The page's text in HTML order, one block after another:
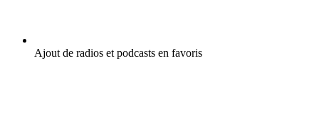
Ajout de radios et podcasts en favoris